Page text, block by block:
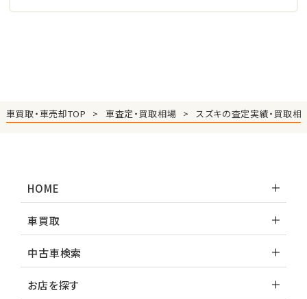
車買取・車売却TOP 車査定・買取相場 スズキの査定実績・買取相
HOME
車買取
中古車検索
お店を探す